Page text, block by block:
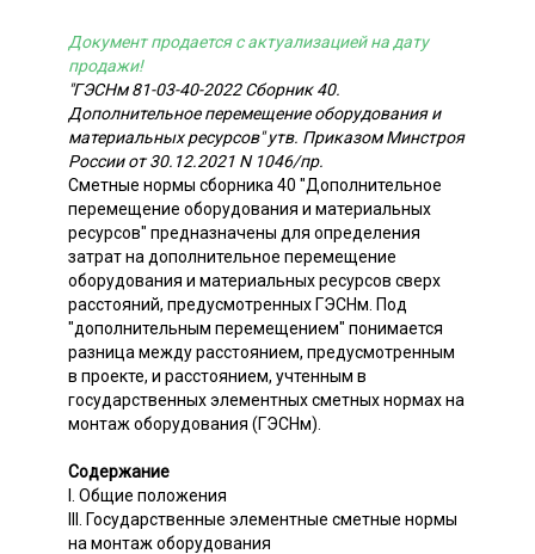
Документ продается с актуализацией на дату
продажи!
"ГЭСНм 81-03-40-2022 Сборник 40.
Дополнительное перемещение оборудования и
материальных ресурсов" утв. Приказом Минстроя
России от 30.12.2021 N 1046/пр.
Сметные нормы сборника 40 "Дополнительное
перемещение оборудования и материальных
ресурсов" предназначены для определения
затрат на дополнительное перемещение
оборудования и материальных ресурсов сверх
расстояний, предусмотренных ГЭСНм. Под
"дополнительным перемещением" понимается
разница между расстоянием, предусмотренным
в проекте, и расстоянием, учтенным в
государственных элементных сметных нормах на
монтаж оборудования (ГЭСНм).
Содержание
I. Общие положения
III. Государственные элементные сметные нормы
на монтаж оборудования